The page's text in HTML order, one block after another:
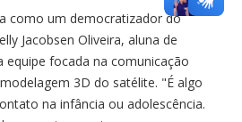
como um democratizador do
Jacobsen Oliveira, aluna de
equipe focada na comunicação
3D do satélite. "É algo
na infância ou adolescência.